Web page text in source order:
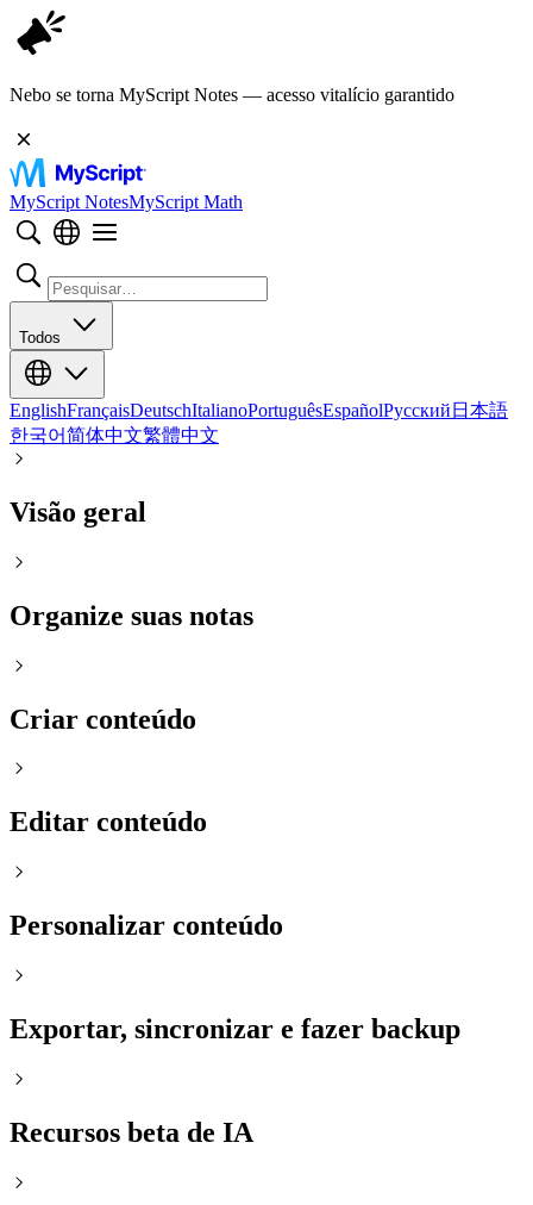
Nebo se torna MyScript Notes — acesso vitalício garantido
MyScript NotesMyScript Math
Todos
EnglishFrançaisDeutschItalianoPortuguêsEspañolРусский 日本語
한국어简体中文繁體中文
Visão geral
Organize suas notas
Criar conteúdo
Editar conteúdo
Personalizar conteúdo
Exportar, sincronizar e fazer backup
Recursos beta de IA